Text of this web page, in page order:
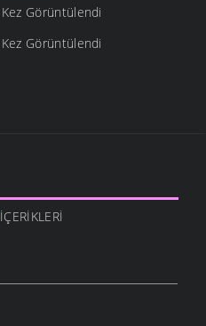
Kez Görüntülendi
Kez Görüntülendi
İÇERIKLERI